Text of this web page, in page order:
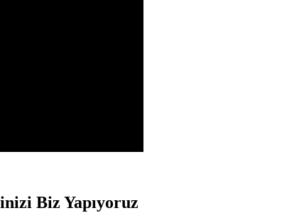
Biz Yapıyoruz